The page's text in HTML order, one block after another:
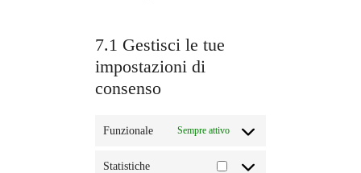
7.1 Gestisci le tue
impostazioni di
consenso
Funzionale Sempre attivo
Statistiche